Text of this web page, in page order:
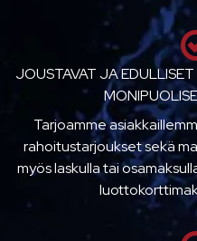
JOUSTAVAT JA
Tarjoamme
rahoitustarjoukset sekä
myös laskulla tai